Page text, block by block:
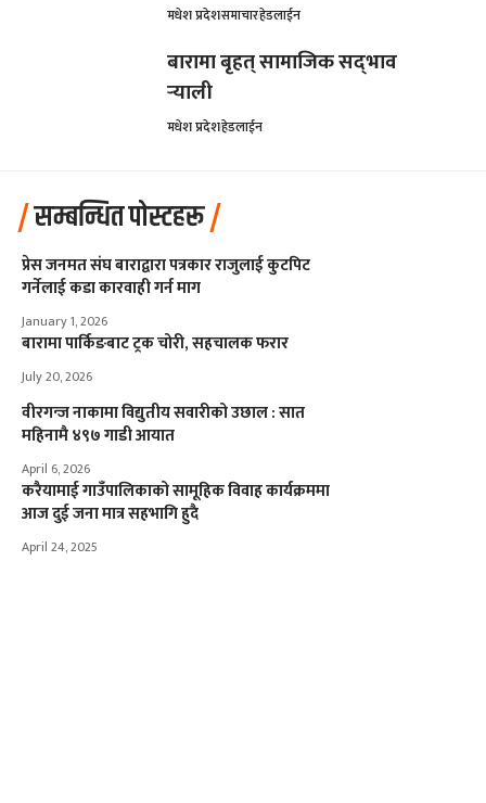
मधेश प्रदेशसमाचारहेडलाईन
बारामा बृहत् सामाजिक सद्‌भाव
र्‍याली
मधेश प्रदेशहेडलाईन
सम्बन्धित पोस्टहरू
प्रेस जनमत संघ बाराद्वारा पत्रकार राजुलाई कुटपिट
गर्नेलाई कडा कारवाही गर्न माग
January 1, 2026
‎बारामा पार्किङबाट ट्रक चोरी, सहचालक फरार
July 20, 2026
वीरगन्ज नाकामा विद्युतीय सवारीको उछाल : सात
महिनामै ४९७ गाडी आयात
April 6, 2026
करैयामाई गाउँपालिकाको सामूहिक विवाह कार्यक्रममा
आज दुई जना मात्र सहभागि हुदै
April 24, 2025